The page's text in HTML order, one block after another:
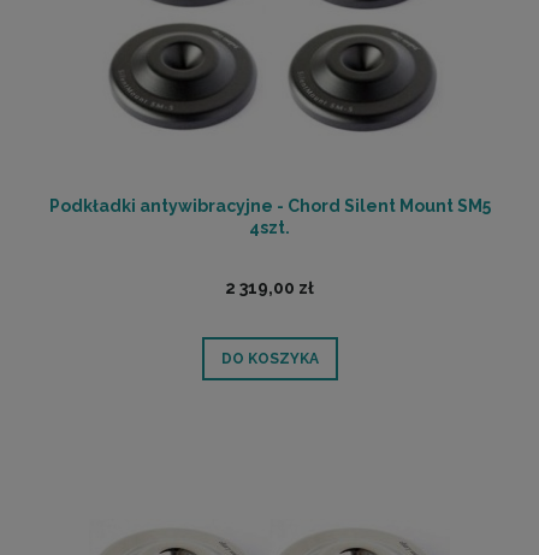
Podkładki antywibracyjne - Chord Silent Mount SM5
4szt.
2 319,00 zł
DO KOSZYKA